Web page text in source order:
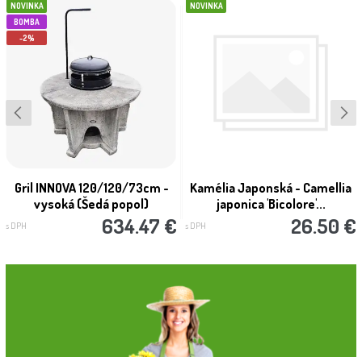
NOVINKA
BOMBA
-2%
Gril INNOVA 120/120/73cm -
vysoká (Šedá popol)
s DPH 634.47 €
NOVINKA
Kamélia Japonská - Camellia
japonica 'Bicolore'...
s DPH 26.50 €